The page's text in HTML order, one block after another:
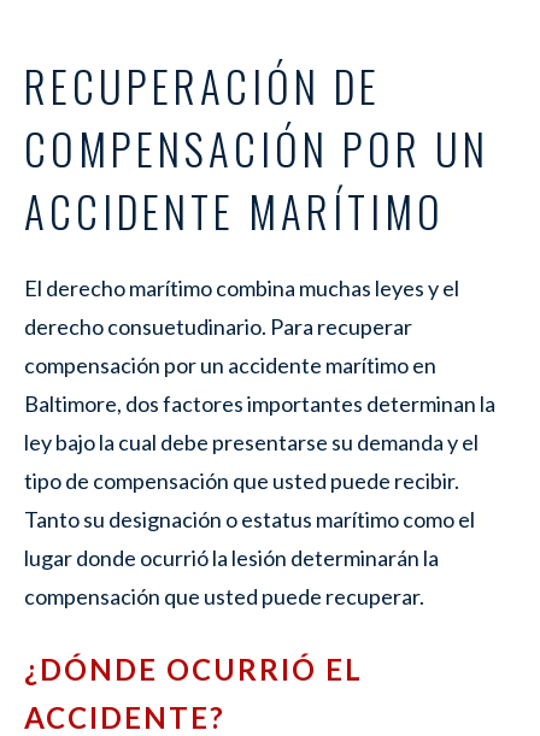
RECUPERACIÓN DE
COMPENSACIÓN POR UN
ACCIDENTE MARÍTIMO
El derecho marítimo combina muchas leyes y el
derecho consuetudinario. Para recuperar
compensación por un accidente marítimo en
Baltimore, dos factores importantes determinan la
ley bajo la cual debe presentarse su demanda y el
tipo de compensación que usted puede recibir.
Tanto su designación o estatus marítimo como el
lugar donde ocurrió la lesión determinarán la
compensación que usted puede recuperar.
¿DÓNDE OCURRIÓ EL
ACCIDENTE?